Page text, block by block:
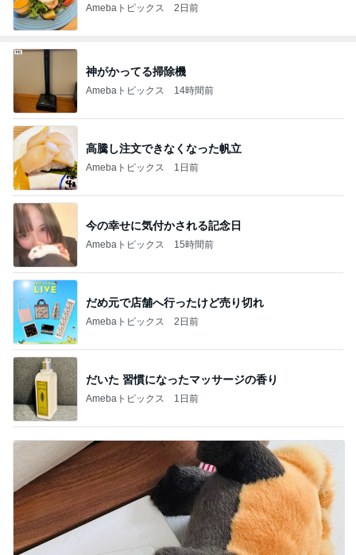
Amebaトピックス 2日前
神がかってる掃除機
Amebaトピックス 14時間前
高騰し注文できなくなった帆立
Amebaトピックス 1日前
今の幸せに気付かされる記念日
Amebaトピックス 15時間前
だめ元で店舗へ行ったけど売り切れ
Amebaトピックス 2日前
だいた 習慣になったマッサージの香り
Amebaトピックス 1日前